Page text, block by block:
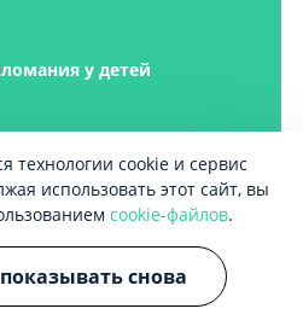
у детей
технологии cookie и сервис
использовать этот сайт, вы
cookie-файлов.
снова